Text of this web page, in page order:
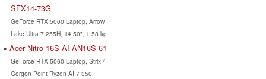
SFX14-73G
GeForce RTX 5060 Laptop, Arrow
Lake Ultra 7 255H, 14.50", 1.58 kg
Acer Nitro 16S AI AN16S-61
GeForce RTX 5060 Laptop, Strix /
Gorgon Point Ryzen AI 7 350,